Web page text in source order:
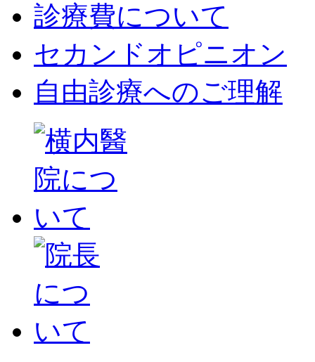
診療費について
セカンドオピニオン
自由診療へのご理解